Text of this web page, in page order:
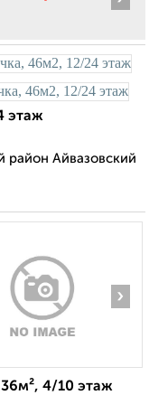
этаж
район Айвазовский
›
4/10 этаж